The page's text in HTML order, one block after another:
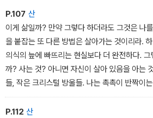
P.107 산
이게 삶일까? 만약 그렇다 하더라도 그것은 나
을 붙잡는 또 다른 방법은 살아가는 것이리라.
의식의 늪에 빠뜨리는 현실보다 더 완전하다.
까? 사는 것? 아니면 자신이 살아 있음을 아는
들, 작은 크리스털 방울들. 나는 촉촉이 반짝이
구는 것을 느낀다. 하지만 내가 말하고 싶은 것,
은 어디 있을까? 내게 영감을 달라. 나는 거의 모
P.112 산